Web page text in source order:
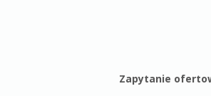
Zapytanie